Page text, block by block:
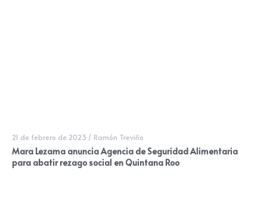
21 de febrero de 2023 / Ramón Treviño
Mara Lezama anuncia Agencia de Seguridad Alimentaria
para abatir rezago social en Quintana Roo